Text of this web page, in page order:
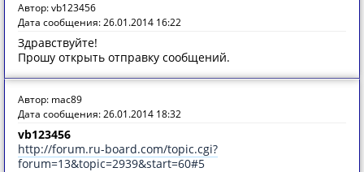
Автор: vb123456
Дата сообщения: 26.01.2014 16:22
Здравствуйте!
Прошу открыть отправку сообщений.
Автор: mac89
Дата сообщения: 26.01.2014 18:32
vb123456
http://forum.ru-board.com/topic.cgi?
forum=13&topic=2939&start=60#5